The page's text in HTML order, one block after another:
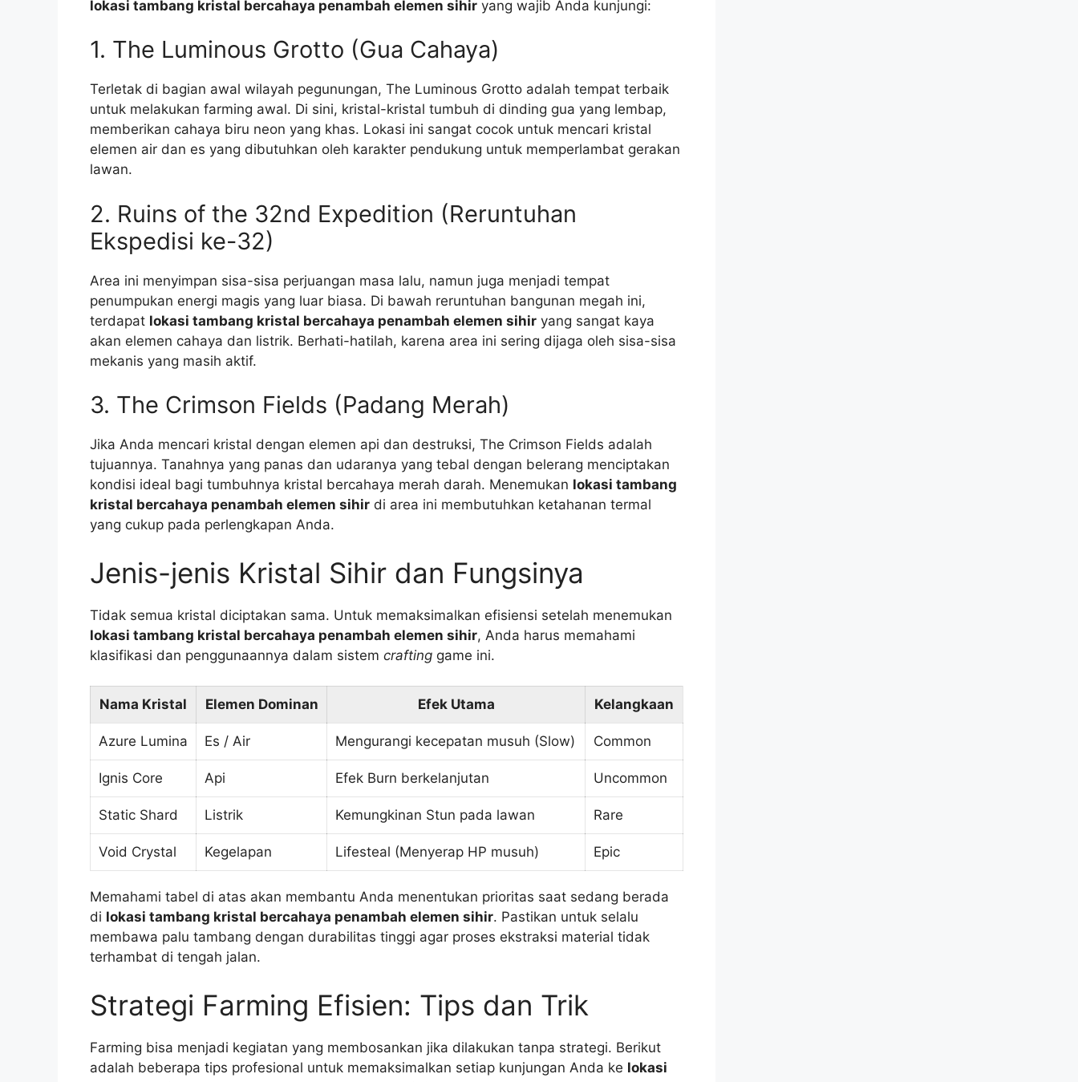
lokasi tambang kristal bercahaya penambah elemen sihir yang wajib Anda kunjungi:
1. The Luminous Grotto (Gua Cahaya)
Terletak di bagian awal wilayah pegunungan, The Luminous Grotto adalah tempat terbaik
untuk melakukan farming awal. Di sini, kristal-kristal tumbuh di dinding gua yang lembap,
memberikan cahaya biru neon yang khas. Lokasi ini sangat cocok untuk mencari kristal
elemen air dan es yang dibutuhkan oleh karakter pendukung untuk memperlambat gerakan
lawan.
2. Ruins of the 32nd Expedition (Reruntuhan
Ekspedisi ke-32)
Area ini menyimpan sisa-sisa perjuangan masa lalu, namun juga menjadi tempat
penumpukan energi magis yang luar biasa. Di bawah reruntuhan bangunan megah ini,
terdapat lokasi tambang kristal bercahaya penambah elemen sihir yang sangat kaya
akan elemen cahaya dan listrik. Berhati-hatilah, karena area ini sering dijaga oleh sisa-sisa
mekanis yang masih aktif.
3. The Crimson Fields (Padang Merah)
Jika Anda mencari kristal dengan elemen api dan destruksi, The Crimson Fields adalah
tujuannya. Tanahnya yang panas dan udaranya yang tebal dengan belerang menciptakan
kondisi ideal bagi tumbuhnya kristal bercahaya merah darah. Menemukan lokasi tambang
kristal bercahaya penambah elemen sihir di area ini membutuhkan ketahanan termal
yang cukup pada perlengkapan Anda.
Jenis-jenis Kristal Sihir dan Fungsinya
Tidak semua kristal diciptakan sama. Untuk memaksimalkan efisiensi setelah menemukan
lokasi tambang kristal bercahaya penambah elemen sihir, Anda harus memahami
klasifikasi dan penggunaannya dalam sistem crafting game ini.
Nama Kristal Elemen Dominan Efek Utama Kelangkaan
Azure Lumina Es / Air Mengurangi kecepatan musuh (Slow) Common
Ignis Core Api Efek Burn berkelanjutan Uncommon
Static Shard Listrik Kemungkinan Stun pada lawan Rare
Void Crystal Kegelapan Lifesteal (Menyerap HP musuh) Epic
Memahami tabel di atas akan membantu Anda menentukan prioritas saat sedang berada
di lokasi tambang kristal bercahaya penambah elemen sihir. Pastikan untuk selalu
membawa palu tambang dengan durabilitas tinggi agar proses ekstraksi material tidak
terhambat di tengah jalan.
Strategi Farming Efisien: Tips dan Trik
Farming bisa menjadi kegiatan yang membosankan jika dilakukan tanpa strategi. Berikut
adalah beberapa tips profesional untuk memaksimalkan setiap kunjungan Anda ke lokasi